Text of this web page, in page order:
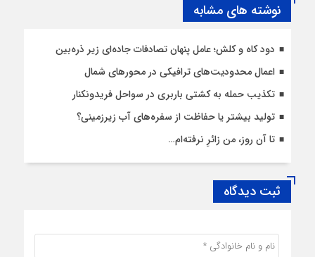
نوشته های مشابه
دود کاه و کلش؛ عامل پنهان تصادفات جاده‌ای زیر ذره‌بین
اعمال محدودیت‌‌های ترافیکی در محورهای شمال
تکذیب حمله به کشتی باربری در سواحل فریدونکنار
تولید بیشتر یا حفاظت از سفره‌های آب زیرزمینی؟
تا آن روز، من زائرِ نرفته‌ام…
ثبت دیدگاه